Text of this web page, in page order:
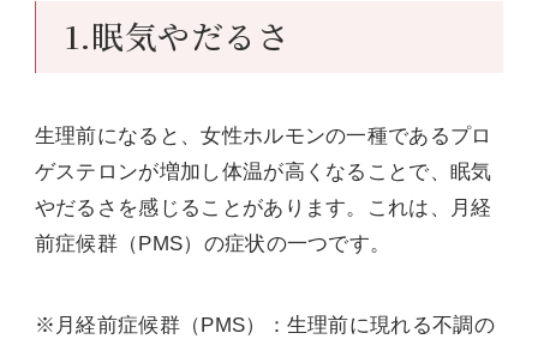
1.眠気やだるさ
生理前になると、女性ホルモンの一種であるプロ
ゲステロンが増加し体温が高くなることで、眠気
やだるさを感じることがあります。これは、月経
前症候群（PMS）の症状の一つです。
※月経前症候群（PMS）：生理前に現れる不調の